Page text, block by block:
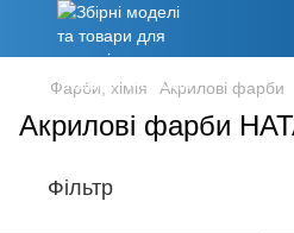
Фарби, хімія Акрилові фарби
Акрилові фарби
Фільтр